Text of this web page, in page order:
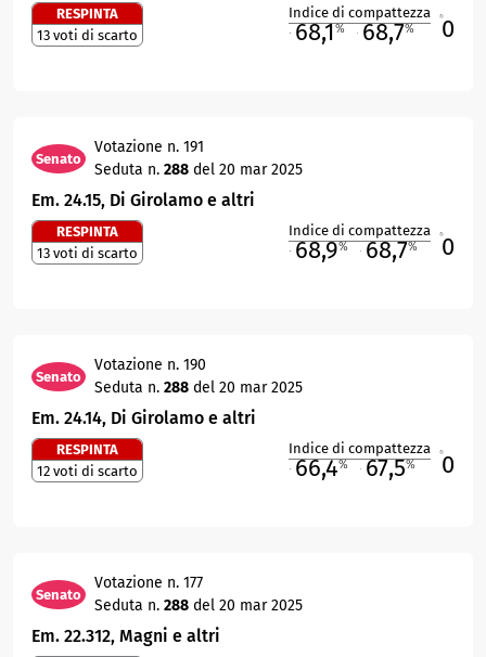
RESPINTA
13 voti di scarto
Indice di compattezza
68,1% 68,7% 0
Senato
Votazione n. 191
Seduta n. 288 del 20 mar 2025
Em. 24.15, Di Girolamo e altri
RESPINTA
13 voti di scarto
Indice di compattezza
68,9% 68,7% 0
Senato
Votazione n. 190
Seduta n. 288 del 20 mar 2025
Em. 24.14, Di Girolamo e altri
RESPINTA
12 voti di scarto
Indice di compattezza
66,4% 67,5% 0
Senato
Votazione n. 177
Seduta n. 288 del 20 mar 2025
Em. 22.312, Magni e altri